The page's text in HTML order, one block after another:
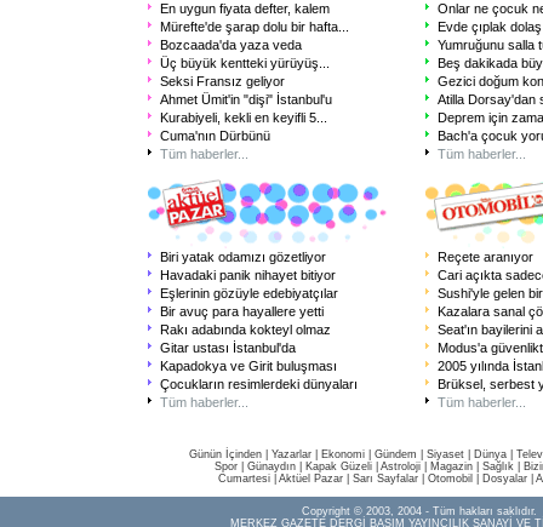
En uygun fiyata defter, kalem
Mürefte'de şarap dolu bir hafta
Bozcaada'da yaza veda
Üç büyük kentteki yürüyüş
Seksi Fransız geliyor
Ahmet Ümit'in "dişi" İstanbul'u
Kurabiyeli, kekli en keyifli 5
Cuma'nın Dürbünü
Tüm haberler...
Onlar ne çocuk
Evde çıplak
Yumruğunu salla
Beş dakikada
Gezici doğum
Atilla Dorsay'dan
Deprem için
Bach'a çocuk
Tüm haberler...
Biri yatak odamızı gözetliyor
Havadaki panik nihayet bitiyor
Eşlerinin gözüyle edebiyatçılar
Bir avuç para hayallere yetti
Rakı adabında kokteyl olmaz
Gitar ustası İstanbul'da
Kapadokya ve Girit buluşması
Çocukların resimlerdeki dünyaları
Tüm haberler...
Reçete aranıyor
Cari açıkta
Sushi'yle gelen
Kazalara sanal
Seat'ın bayilerini
Modus'a
2005 yılında
Brüksel, serbest
Tüm haberler...
Günün İçinden Yazarlar Ekonomi Gündem Siyaset Dünya |
Spor
Günaydın Kapak Güzeli Astroloji Magazin Sağlık
Cumartesi| Aktüel Pazar| Sarı Sayfalar| Otomobil Dosyalar|
Copyright © 2003, 2004 - Tüm hakları saklıdır.
MERKEZ GAZETE DERGİ BASIM YAYINCILIK SANAYİ VE